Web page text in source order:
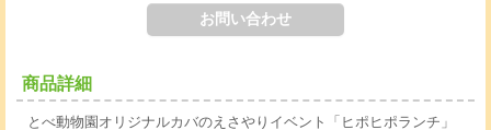
商品詳細
とべ動物園オリジナルカバのえさやりイベント「ヒポヒポランチ」